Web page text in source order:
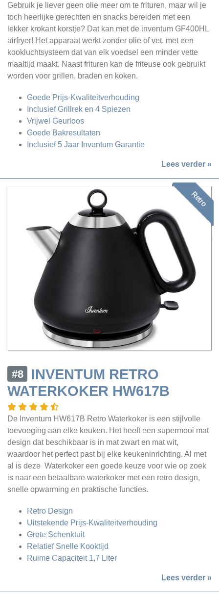
Gebruik je liever geen olie meer om te frituren, maar wil je
toch heerlijke gerechten en snacks bereiden met een
lekker krokant korstje? Dat kan met de inventum GF400HL
airfryer! Het apparaat werkt zonder olie of vet, met een
kookluchtsysteem dat van elk voedsel een minder vette
maaltijd maakt. Naast frituren kan de friteuse ook gebruikt
worden voor grillen, braden en koken.
Goede Prijs-Kwaliteitverhouding
Inclusief Grillrek en 4 Spiezen
Vrijwel Geurloos
Goede Bakresultaten
Inclusief 5 Jaar Inventum Garantie
Lees verder »
Retro
#8
INVENTUM RETRO
WATERKOKER HW617B
De Inventum HW617B Retro Waterkoker is een stijlvolle
toevoeging aan elke keuken. Het heeft een supermooi mat
design dat beschikbaar is in mat zwart en mat wit,
waardoor het perfect past bij elke keukeninrichting. Al met
al is deze Waterkoker een goede keuze voor wie op zoek
is naar een betaalbare waterkoker met een retro design,
snelle opwarming en praktische functies.
Retro Design
Uitstekende Prijs-Kwaliteitverhouding
Grote Schenktuit
Relatief Snelle Kooktijd
Ruime Capaciteit 1,7 Liter
Lees verder »